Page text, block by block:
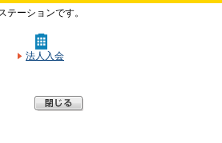
ーションです。
法人入会